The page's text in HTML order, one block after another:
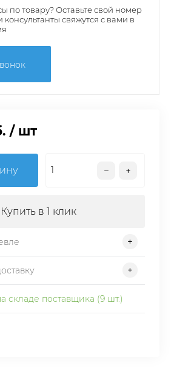
по товару? Оставьте свой номер
свяжутся с вами в
/ шт
Купить в 1 клик
складе поставщика (9 шт.)